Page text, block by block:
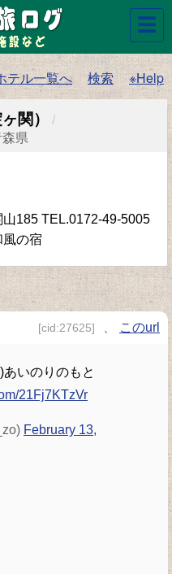
テル一覧へ 検索 ※Help
関）
/
県
185 TEL.0172-49-5005
の宿
[cid:27625] このurl
いのりのもと
21Fj7KTzVr
February 13,
☰